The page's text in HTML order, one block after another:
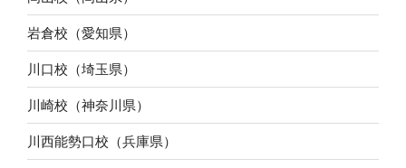
岩倉校（愛知県）
川口校（埼玉県）
川崎校（神奈川県）
川西能勢口校（兵庫県）